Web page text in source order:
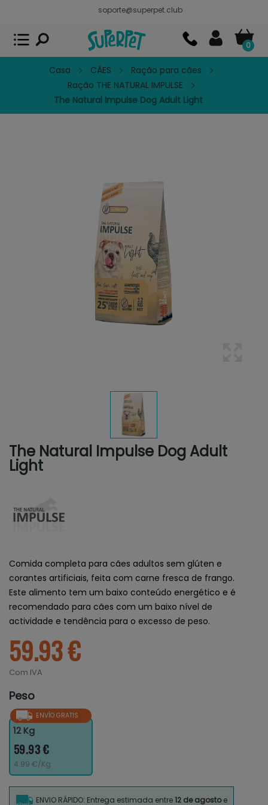
soporte@superpet.club
0
Casa CÃES
Ração para cães
Ração THE NATURAL IMPULSE
The Natural Impulse Dog Adult Light
The Natural Impulse Dog Adult
Light
Comida completa para cães adultos sem glúten e
corantes artificiais, feita com carne fresca de frango.
Este alimento tem um baixo conteúdo energético e é
recomendado para cães com um baixo nível de
actividade e tendência para o excesso de peso.
59.93 €
Com IVA
Peso
ENVÍO GRATIS
12 Kg
59.93 €
4.99 €/Kg
ENVIO RÁPIDO: Entrega estimada entre12 de agostoe
Superpet, comida para mascotas
APP GRATIS - En Google Play